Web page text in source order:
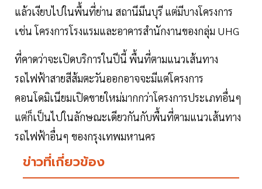
แล้วเงียบไปในพื้นที่ย่าน สถานีมีนบุรี แต่มีบางโครงการ
เช่น โครงการโรงแรมและอาคารสำนักงานของกลุ่ม UHG
ที่คาดว่าจะเปิดบริการในปีนี้ พื้นที่ตามแนวเส้นทาง
รถไฟฟ้าสายสีส้มตะวันออกอาจจะมีแต่โครงการ
คอนโดมิเนียมเปิดขายใหม่มากกว่าโครงการประเภทอื่นๆ
แต่ก็เป็นไปในลักษณะเดียวกันกับพื้นที่ตามแนวเส้นทาง
รถไฟฟ้าอื่นๆ ของกรุงเทพมหานคร
ข่าวที่เกี่ยวข้อง